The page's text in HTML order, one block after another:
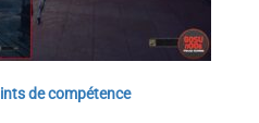
de compétence